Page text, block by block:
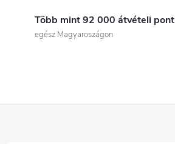
Több mint 92 000 átvételi pont
egész Magyaroszágon